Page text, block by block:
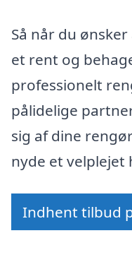
Så når du
et rent og
professionelt
pålidelige
sig af dine
nyde et velplejet
Indhent tilbud